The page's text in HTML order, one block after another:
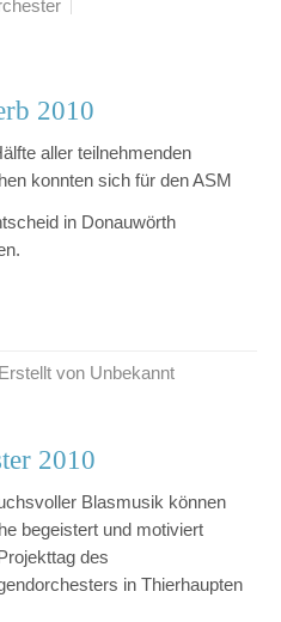
2010
aller teilnehmenden
konnten sich für den ASM
in Donauwörth
Erstellt von Unbekannt
2010
Blasmusik können
begeistert und motiviert
des
in Thierhaupten